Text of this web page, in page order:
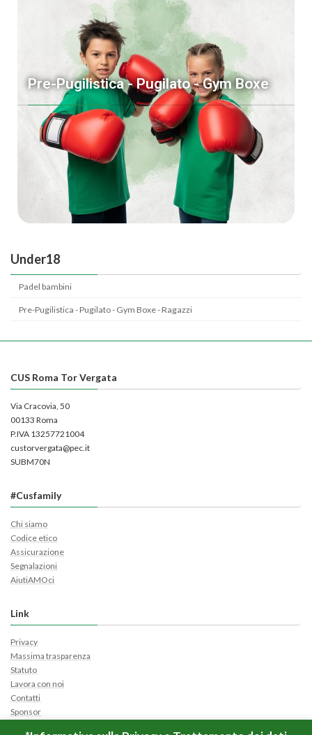
Pre-Pugilistica - Pugilato - Gym Boxe
Under18
Padel bambini
Pre-Pugilistica - Pugilato - Gym Boxe - Ragazzi
CUS Roma Tor Vergata
Via Cracovia, 50
00133 Roma
P.IVA 13257721004
custorvergata@pec.it
SUBM70N
#Cusfamily
Chi siamo
Codice etico
Assicurazione
Segnalazioni
AiutiAMOci
Link
Privacy
Massima trasparenza
Statuto
Lavora con noi
Contatti
Sponsor